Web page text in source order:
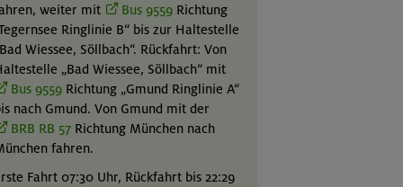
weiter mit
Bus 9559Richtung
Ringlinie B“ bis zur Haltestelle
Wiessee, Söllbach“. Rückfahrt: Von
„Bad Wiessee, Söllbach“ mit
Bus 9559Richtung „Gmund Ringlinie A“
nach Gmund. Von Gmund mit der
BRB RB 57Richtung München nach
fahren.
Fahrt 07:30 Uhr, Rückfahrt bis 22:29